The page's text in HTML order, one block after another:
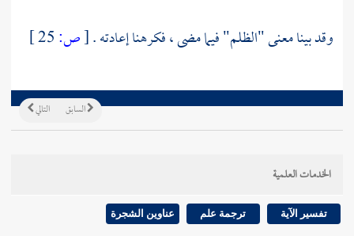
وقد بينا معنى "الظلم" فيما مضى ، فكرهنا إعادته .[ص:
التالي السابق
الخدمات العلمية
تفسير الآية ترجمة علم عناوين الشجرة